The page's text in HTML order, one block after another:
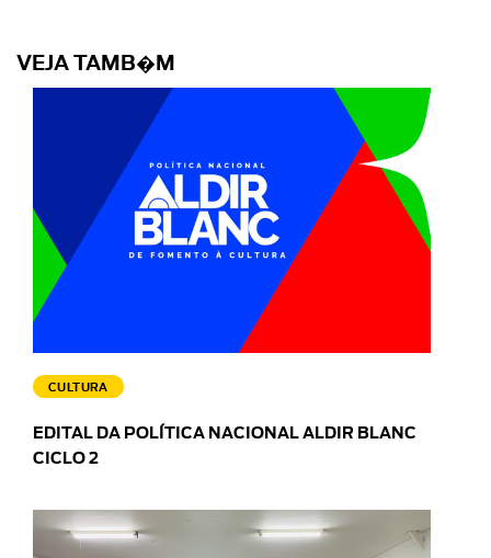
VEJA TAMB�M
CULTURA
EDITAL DA POLÍTICA NACIONAL ALDIR BLANC
CICLO 2